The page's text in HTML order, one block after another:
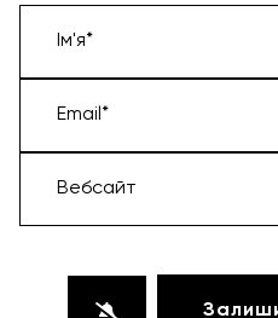
Ім'я*
Email*
Вебсайт